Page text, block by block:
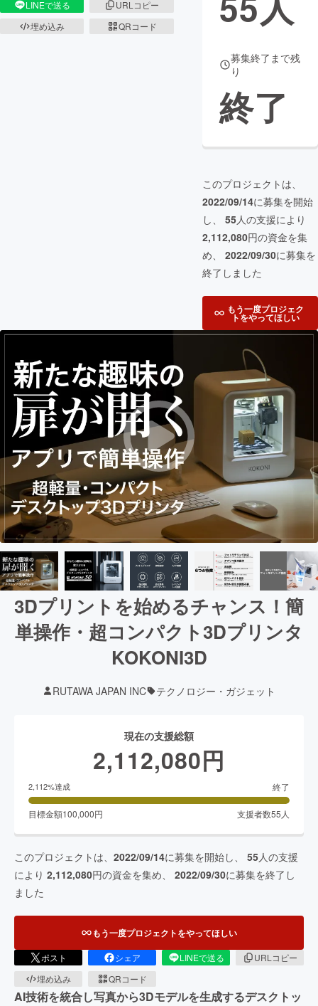
LINEで送る
URLコピー
埋め込み
QRコード
募集終了まで残
り
終了
このプロジェクトは、
2022/09/14に募集を開始
し、 55人の支援により
2,112,080円の資金を集
め、 2022/09/30に募集を
終了しました
もう一度プロジェク
トをやってほしい
3Dプリントを始めるチャンス！簡
単操作・超コンパクト3Dプリンタ
KOKONI3D
RUTAWA JAPAN INC テクノロジー・ガジェット
現在の支援総額
2,112,080円
2,112%達成 終了
目標金額100,000円 支援者数55 人
このプロジェクトは、 2022/09/14に募集を開始し、 55人の支援
により 2,112,080円の資金を集め、 2022/09/30に募集を終了し
ました
もう一度プロジェクトをやってほしい
ポスト シェア LINEで送る
URLコピー
埋め込み
QRコード
AI技術を統合し写真から3Dモデルを生成するデスクトッ